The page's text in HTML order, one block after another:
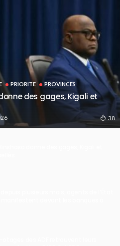
PRIORITE PROVINCES
des gages, Kigali et
38